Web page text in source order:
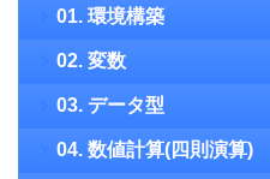
01. 環境構築
02. 変数
03. データ型
04. 数値計算(四則演算)